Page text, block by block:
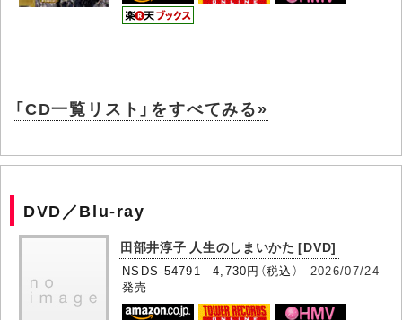
「CD一覧リスト」をすべてみる»
DVD／Blu-ray
田部井淳子 人生のしまいかた [DVD]
NSDS-54791 4,730円（税込） 2026/07/24
発売